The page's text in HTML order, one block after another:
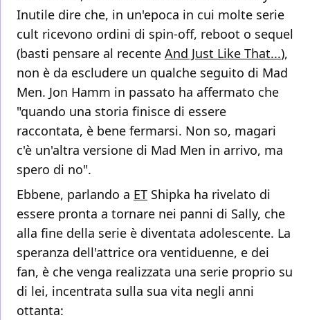
Inutile dire che, in un'epoca in cui molte serie
cult ricevono ordini di spin-off, reboot o sequel
(basti pensare al recente And Just Like That...),
non è da escludere un qualche seguito di Mad
Men. Jon Hamm in passato ha affermato che
"quando una storia finisce di essere
raccontata, è bene fermarsi. Non so, magari
c'è un'altra versione di Mad Men in arrivo, ma
spero di no".
Ebbene, parlando a ET Shipka ha rivelato di
essere pronta a tornare nei panni di Sally, che
alla fine della serie è diventata adolescente. La
speranza dell'attrice ora ventiduenne, e dei
fan, è che venga realizzata una serie proprio su
di lei, incentrata sulla sua vita negli anni
ottanta: